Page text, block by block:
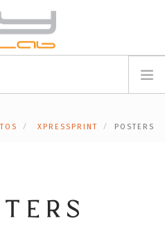
XPRESSPRINT POSTERS